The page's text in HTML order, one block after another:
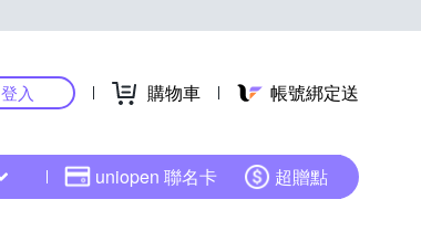
登入 購物車 帳號綁定送
uniopen 聯名卡 超贈點